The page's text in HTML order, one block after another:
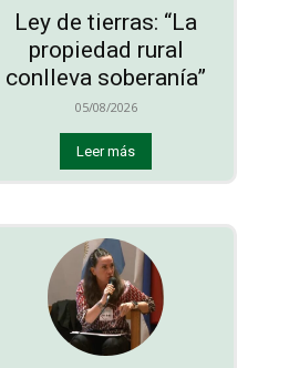
Ley de tierras: “La
propiedad rural
conlleva soberanía”
05/08/2026
Leer más